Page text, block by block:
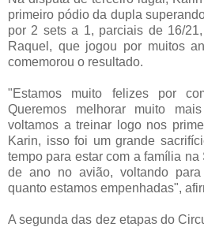
primeiro pódio da dupla
por 2 sets a 1, parciais de 16/
Raquel, que jogou por muitos
comemorou o resultado.
"Estamos muito felizes por
Queremos melhorar muito
voltamos a treinar logo nos
Karin, isso foi um grande
tempo para estar com a família
de ano no avião, voltando
quanto estamos empenhadas",
A segunda das dez etapas do